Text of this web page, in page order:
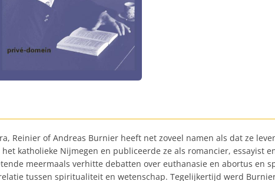
Reinier of Andreas Burnier heeft net zoveel namen als dat ze
katholieke Nijmegen en publiceerde ze als romancier, essayist
meermaals verhitte debatten over euthanasie en abortus en
tussen spiritualiteit en wetenschap. Tegelijkertijd werd